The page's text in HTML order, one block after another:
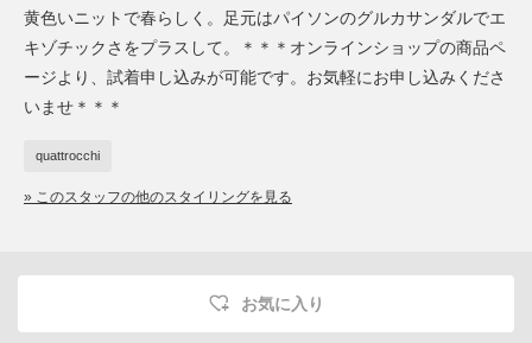
黄色いニットで春らしく。足元はパイソンのグルカサンダルでエ
キゾチックさをプラスして。＊＊＊オンラインショップの商品ペ
ージより、試着申し込みが可能です。お気軽にお申し込みくださ
いませ＊＊＊
quattrocchi
» このスタッフの他のスタイリングを見る
お気に入り